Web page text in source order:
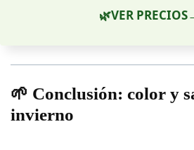
🌿VER PRECIOS
🌱 Conclusión: color y
invierno